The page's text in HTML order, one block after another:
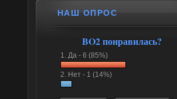
НАШ ОПРОС
BO2 понравилась?
1. Да - 6 (85%)
2. Нет - 1 (14%)